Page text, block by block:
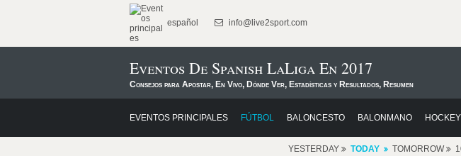
español info@live2sport.com
Eventos De Spanish LaLiga En 2017
Consejos para Apostar, En Vivo, Dónde Ver, Estadísticas y Resultados, Resumen
EVENTOS PRINCIPALES FÚTBOL BALONCESTO BALONMANO HOCKEY
YESTERDAY TODAY TOMORROW